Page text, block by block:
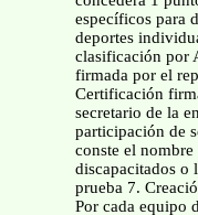
específicos para
deportes
clasificación por
firmada por el
Certificación
secretario de la
participación de
conste el
discapacitados o
prueba 7.
Por cada equipo